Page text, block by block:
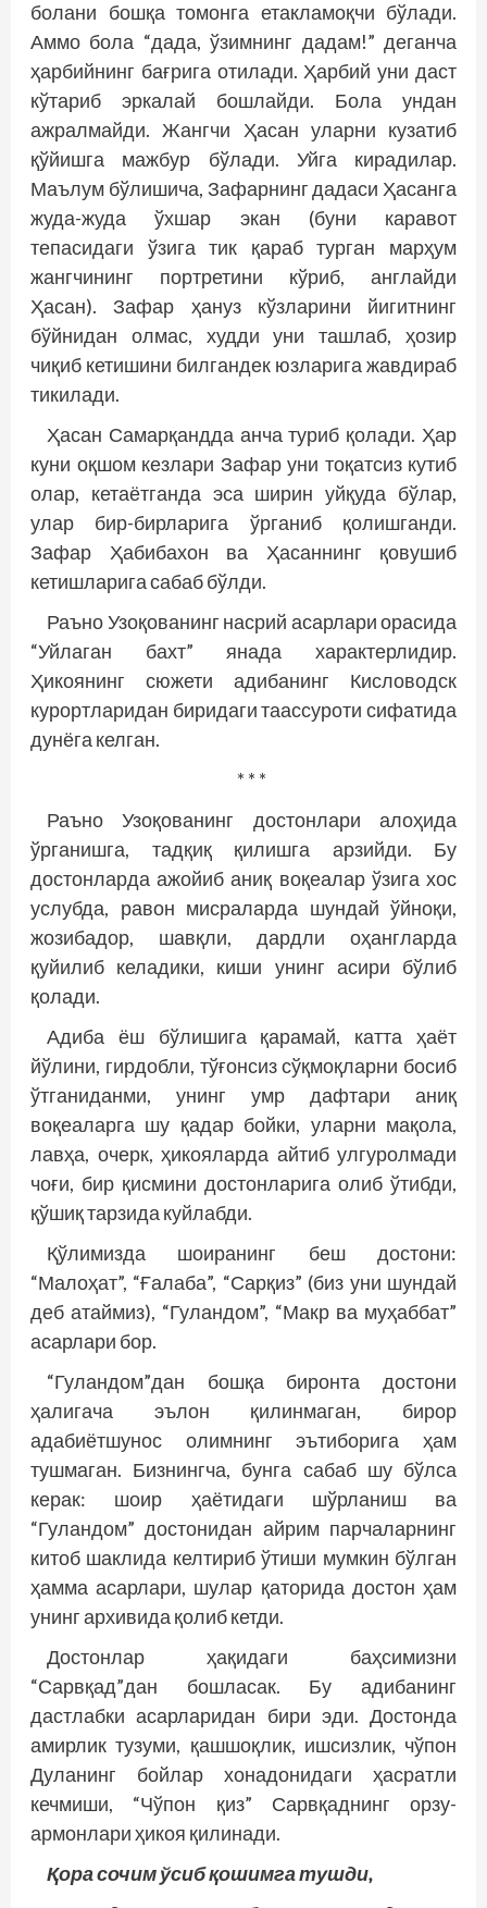
болани бошқа томонга етакламоқчи бўлади.
Аммо бола “дада, ўзимнинг дадам!” деганча
ҳарбийнинг бағрига отилади. Ҳарбий уни даст
кўтариб эркалай бошлайди. Бола ундан
ажралмайди. Жангчи Ҳасан уларни кузатиб
қўйишга мажбур бўлади. Уйга кирадилар.
Маълум бўлишича, Зафарнинг дадаси Ҳасанга
жуда-жуда ўхшар экан (буни каравот
тепасидаги ўзига тик қараб турган марҳум
жангчининг портретини кўриб, англайди
Ҳасан). Зафар ҳануз кўзларини йигитнинг
бўйнидан олмас, худди уни ташлаб, ҳозир
чиқиб кетишини билгандек юзларига жавдираб
тикилади.
Ҳасан Самарқандда анча туриб қолади. Ҳар
куни оқшом кезлари Зафар уни тоқатсиз кутиб
олар, кетаётганда эса ширин уйқуда бўлар,
улар бир-бирларига ўрганиб қолишганди.
Зафар Ҳабибахон ва Ҳасаннинг қовушиб
кетишларига сабаб бўлди.
Раъно Узоқованинг насрий асарлари орасида
“Уйлаган бахт” янада характерлидир.
Ҳикоянинг сюжети адибанинг Кисловодск
курортларидан биридаги таассуроти сифатида
дунёга келган.
* * *
Раъно Узоқованинг достонлари алоҳида
ўрганишга, тадқиқ қилишга арзийди. Бу
достонларда ажойиб аниқ воқеалар ўзига хос
услубда, равон мисраларда шундай ўйноқи,
жозибадор, шавқли, дардли оҳангларда
қуйилиб келадики, киши унинг асири бўлиб
қолади.
Адиба ёш бўлишига қарамай, катта ҳаёт
йўлини, гирдобли, тўғонсиз сўқмоқларни босиб
ўтганиданми, унинг умр дафтари аниқ
воқеаларга шу қадар бойки, уларни мақола,
лавҳа, очерк, ҳикояларда айтиб улгуролмади
чоғи, бир қисмини достонларига олиб ўтибди,
қўшиқ тарзида куйлабди.
Қўлимизда шоиранинг беш достони:
“Малоҳат”, “Ғалаба”, “Сарқиз” (биз уни шундай
деб атаймиз), “Гуландом”, “Макр ва муҳаббат”
асарлари бор.
“Гуландом”дан бошқа биронта достони
ҳалигача эълон қилинмаган, бирор
адабиётшунос олимнинг эътиборига ҳам
тушмаган. Бизнингча, бунга сабаб шу бўлса
керак: шоир ҳаётидаги шўрланиш ва
“Гуландом” достонидан айрим парчаларнинг
китоб шаклида келтириб ўтиши мумкин бўлган
ҳамма асарлари, шулар қаторида достон ҳам
унинг архивида қолиб кетди.
Достонлар ҳақидаги баҳсимизни
“Сарвқад”дан бошласак. Бу адибанинг
дастлабки асарларидан бири эди. Достонда
амирлик тузуми, қашшоқлик, ишсизлик, чўпон
Дуланинг бойлар хонадонидаги ҳасратли
кечмиши, “Чўпон қиз” Сарвқаднинг орзу-
армонлари ҳикоя қилинади.
Қора сочим ўсиб қошимга тушди,